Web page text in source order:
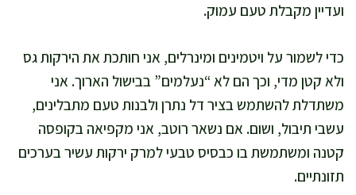
ועדיין מקבלת טעם עמוק.
כדי לשמור על ויטמינים ומינרלים, אני חותכת את הירקות גס
ולא קטן מדי, וכך הם לא “נעלמים” בבישול הארוך. אני
משתדלת להשתמש בציר דל נתרן ולבנות טעם מתבלינים,
עשבי תיבול, ושום. אם נשאר רוטב, אני מקפיאה בקופסה
קטנה ומשתמשת בו כבסיס טבעי למרק ירקות עשיר בערכים
תזונתיים.